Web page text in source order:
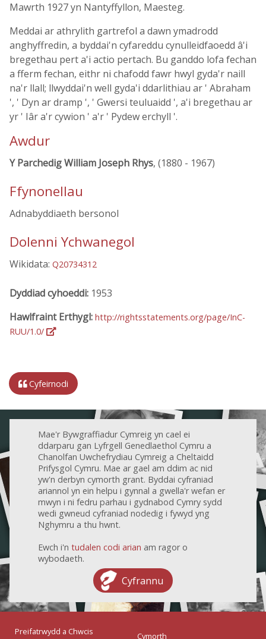
Mawrth 1927 yn Nantyffyllon, Maesteg.
Meddai ar athrylith gartrefol a dawn ymadrodd
anghyffredin, a byddai'n cyfareddu cynulleidfaoedd â'i
bregethau pert a'i actio pertach. Bu ganddo lofa fechan
a fferm fechan, eithr ni chafodd fawr hwyl gyda'r naill
na'r llall; llwyddai'n well gyda'i ddarlithiau ar ' Abraham
', ' Dyn ar dramp ', ' Gwersi teuluaidd ', a'i bregethau ar
yr ' Iâr a'r cywion ' a'r ' Pydew erchyll '.
Awdur
Y Parchedig William Joseph Rhys, (1880 - 1967)
Ffynonellau
Adnabyddiaeth bersonol
Dolenni Ychwanegol
Wikidata: Q20734312
Dyddiad cyhoeddi: 1953
Hawlfraint Erthygl: http://rightsstatements.org/page/InC-
RUU/1.0/
Cyfeirnodi
Mae'r Bywgraffiadur Cymreig yn cael ei
ddarparu gan Lyfrgell Genedlaethol Cymru a
Chanolfan Uwchefrydiau Cymreig a Cheltaidd
Prifysgol Cymru. Mae ar gael am ddim ac nid
yw'n derbyn cymorth grant. Byddai cyfraniad
ariannol yn ein helpu i gynnal a gwella'r wefan er
mwyn i ni fedru parhau i gydnabod Cymry sydd
wedi gwneud cyfraniad nodedig i fywyd yng
Nghymru a thu hwnt.
Ewch i'n tudalen codi arian am ragor o
wybodaeth.
Cyfrannu
Preifatrwydd a Chwcis Cymorth